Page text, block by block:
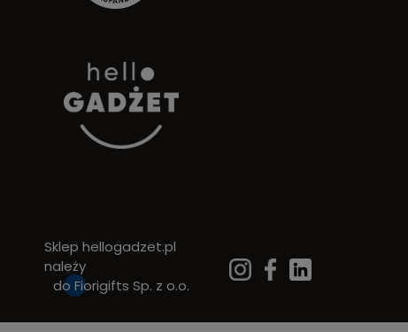
Sklep hellogadzet.pl
należy
do Fiorigifts Sp. z o.o.